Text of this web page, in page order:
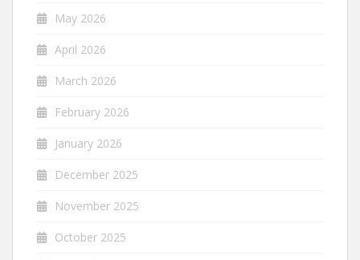
May 2026
April 2026
March 2026
February 2026
January 2026
December 2025
November 2025
October 2025